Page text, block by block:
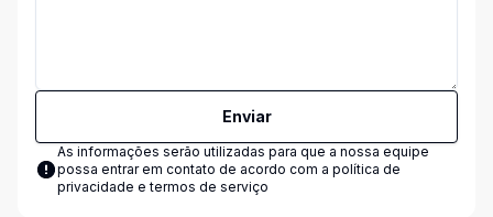
Enviar
As informações serão utilizadas para que a nossa equipe
possa entrar em contato de acordo com a política de
privacidade e termos de serviço